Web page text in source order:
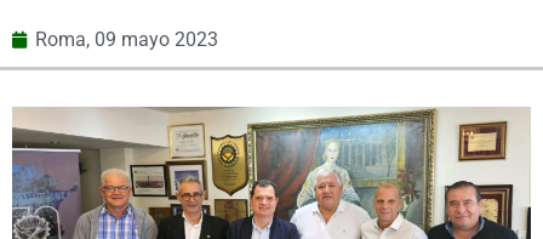
Roma, 09 mayo 2023